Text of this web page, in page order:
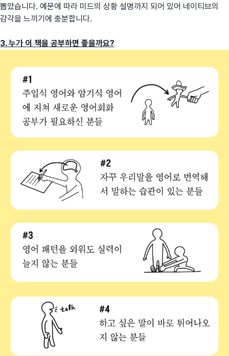
뽑았습니다. 예문에 따라 미드의 상황 설명까지 되어 있어 네이티브의
감각을 느끼기에 충분합니다.
3. 누가 이 책을 공부하면 좋을까요?